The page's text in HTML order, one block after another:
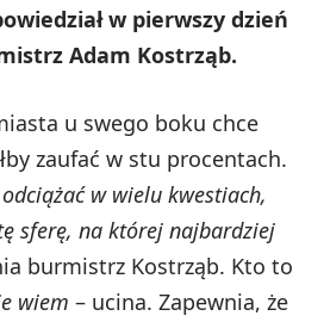
w pierwszy dzień
Adam Kostrząb.
u swego boku chce
zaufać w stu procentach.
w wielu kwestiach,
sferę, na której najbardziej
burmistrz Kostrząb. Kto to
wiem – ucina. Zapewnia, że